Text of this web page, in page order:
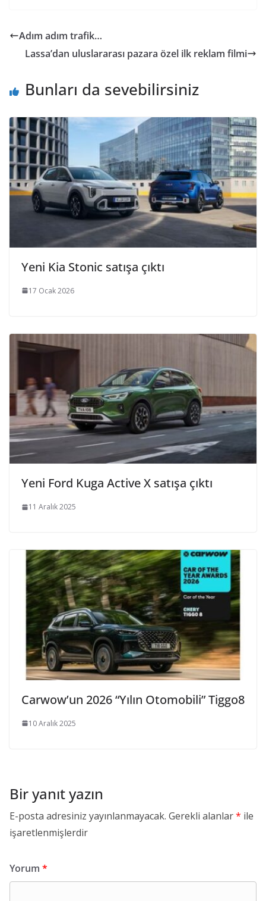
Adım adım trafik…
Lassa’dan uluslararası pazara özel ilk reklam filmi
Bunları da sevebilirsiniz
Yeni Kia Stonic satışa çıktı
17 Ocak 2026
Yeni Ford Kuga Active X satışa çıktı
11 Aralık 2025
Carwow’un 2026 “Yılın Otomobili” Tiggo8
10 Aralık 2025
Bir yanıt yazın
E-posta adresiniz yayınlanmayacak. Gerekli alanlar* ile
işaretlenmişlerdir
Yorum *